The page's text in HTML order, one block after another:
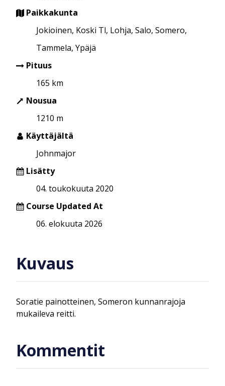
Paikkakunta
Jokioinen, Koski Tl, Lohja, Salo, Somero,
Tammela, Ypäjä
Pituus
165 km
Nousua
1210 m
Käyttäjältä
Johnmajor
Lisätty
04. toukokuuta 2020
Course Updated At
06. elokuuta 2026
Kuvaus
Soratie painotteinen, Someron kunnanrajoja
mukaileva reitti.
Kommentit